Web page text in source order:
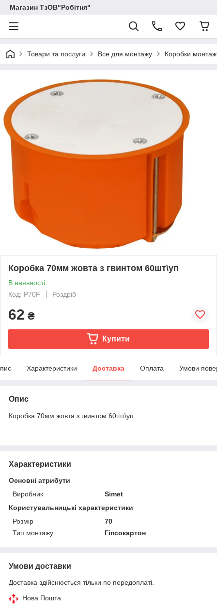
Магазин ТзОВ"Робітня"
Товари та послуги Все для монтажу Коробки
Коробка 70мм жовта з гвинтом 60шт\уп
В наявності
Код: P70F
Роздріб
62 ₴
Купити
Характеристики Доставка Оплата Умови
Опис
Коробка 70мм жовта з гвинтом 60шт\уп
Характеристики
Основні атрибути
Виробник
Simet
Користувальницькі характеристики
Розмір
70
Тип монтажу
Гіпсокартон
Умови доставки
Доставка здійснюється тільки по передоплаті.
Нова Пошта